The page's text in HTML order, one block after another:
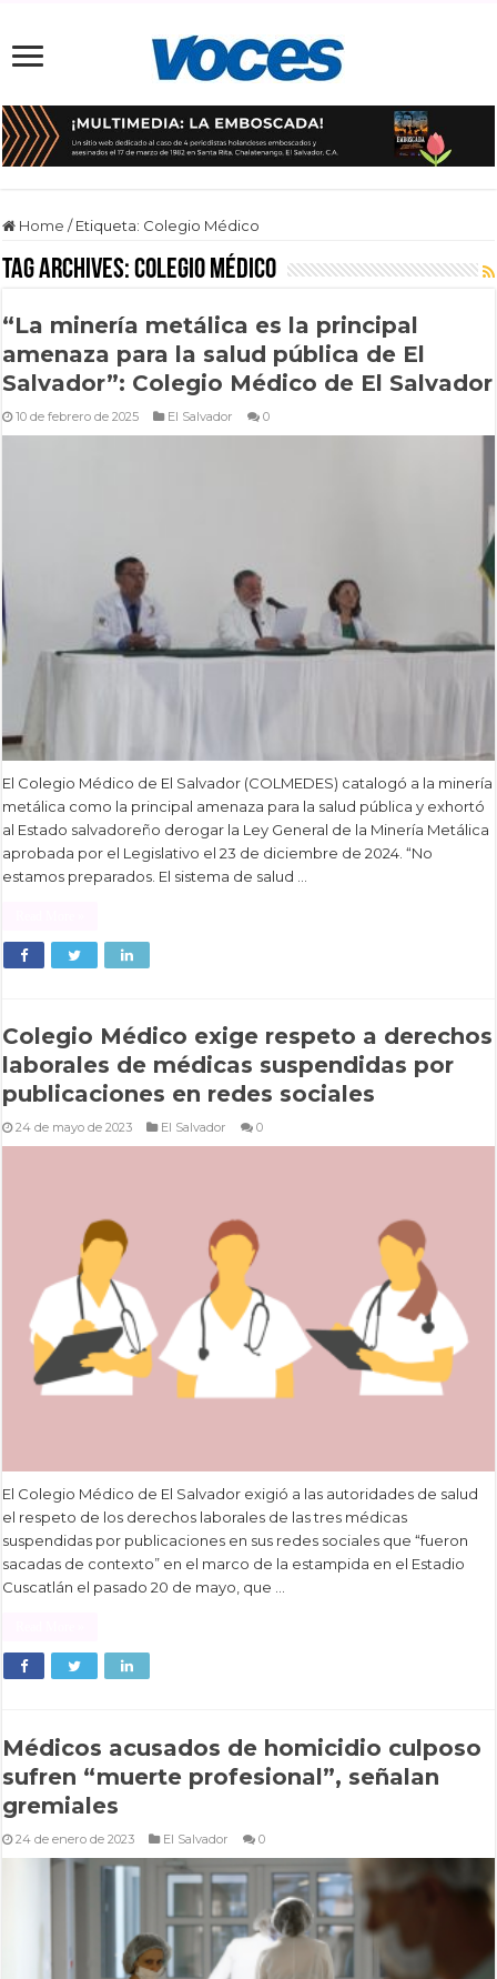
Home / Etiqueta: Colegio Médico
Tag Archives:Colegio Médico
“La minería metálica es la principal
amenaza para la salud pública de El
Salvador”: Colegio Médico de El Salvador
10 de febrero de 2025 El Salvador 0
El Colegio Médico de El Salvador (COLMEDES) catalogó a la minería
metálica como la principal amenaza para la salud pública y exhortó
al Estado salvadoreño derogar la Ley General de la Minería Metálica
aprobada por el Legislativo el 23 de diciembre de 2024. “No
estamos preparados. El sistema de salud …
Colegio Médico exige respeto a derechos
laborales de médicas suspendidas por
publicaciones en redes sociales
24 de mayo de 2023 El Salvador 0
El Colegio Médico de El Salvador exigió a las autoridades de salud
el respeto de los derechos laborales de las tres médicas
suspendidas por publicaciones en sus redes sociales que “fueron
sacadas de contexto” en el marco de la estampida en el Estadio
Cuscatlán el pasado 20 de mayo, que …
Médicos acusados de homicidio culposo
sufren “muerte profesional”, señalan
gremiales
24 de enero de 2023 El Salvador 0